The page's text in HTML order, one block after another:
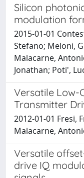
Silicon
modulation
2015-01-01
Stefano; Meloni,
Malacarne,
Jonathan; Poti',
Versatile Low-
Transmitter
2012-01-01 Fresi,
Malacarne,
Versatile
drive IQ